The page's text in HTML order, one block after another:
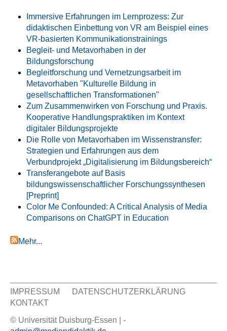
Immersive Erfahrungen im Lernprozess: Zur
didaktischen Einbettung von VR am Beispiel eines
VR-basierten Kommunikationstrainings
Begleit- und Metavorhaben in der
Bildungsforschung
Begleitforschung und Vernetzungsarbeit im
Metavorhaben "Kulturelle Bildung in
gesellschaftlichen Transformationen"
Zum Zusammenwirken von Forschung und Praxis.
Kooperative Handlungspraktiken im Kontext
digitaler Bildungsprojekte
Die Rolle von Metavorhaben im Wissenstransfer:
Strategien und Erfahrungen aus dem
Verbundprojekt „Digitalisierung im Bildungsbereich“
Transferangebote auf Basis
bildungswissenschaftlicher Forschungssynthesen
[Preprint]
Color Me Confounded: A Critical Analysis of Media
Comparisons on ChatGPT in Education
Mehr...
Sekundär Menü
IMPRESSUM
DATENSCHUTZERKLÄRUNG
KONTAKT
© Universität Duisburg-Essen | -